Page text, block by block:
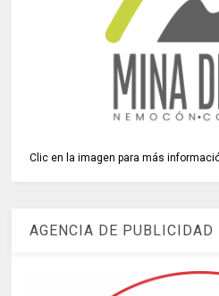
Clic en la imagen para más
AGENCIA DE PUBLICIDAD